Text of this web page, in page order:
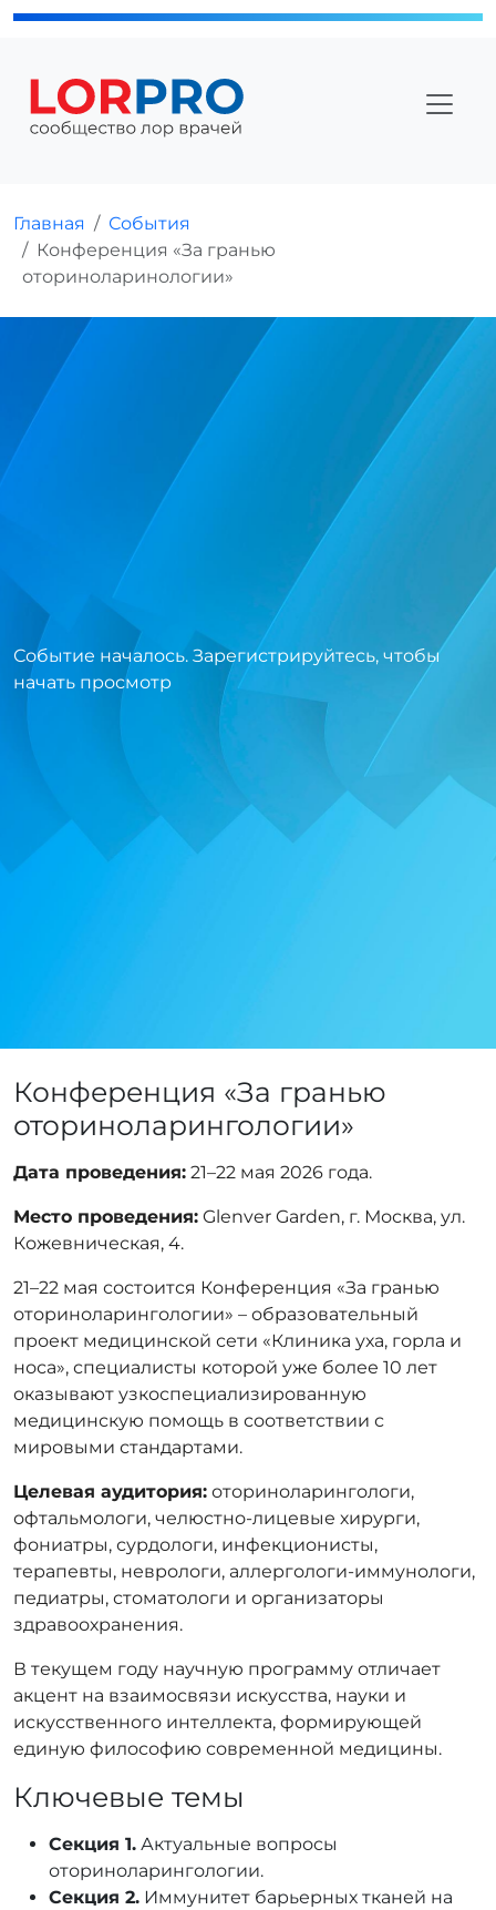
Главная
События
Конференция «За гранью
оториноларинологии»
Событие началось. Зарегистрируйтесь, чтобы
начать просмотр
Конференция «За гранью
оториноларингологии»
Дата проведения: 21–22 мая 2026 года.
Место проведения: Glenver Garden, г. Москва, ул.
Кожевническая, 4.
21–22 мая состоится Конференция «За гранью
оториноларингологии» – образовательный
проект медицинской сети «Клиника уха, горла и
носа», специалисты которой уже более 10 лет
оказывают узкоспециализированную
медицинскую помощь в соответствии с
мировыми стандартами.
Целевая аудитория: оториноларингологи,
офтальмологи, челюстно-лицевые хирурги,
фониатры, сурдологи, инфекционисты,
терапевты, неврологи, аллергологи-иммунологи,
педиатры, стоматологи и организаторы
здравоохранения.
В текущем году научную программу отличает
акцент на взаимосвязи искусства, науки и
искусственного интеллекта, формирующей
единую философию современной медицины.
Ключевые темы
Секция 1. Актуальные вопросы
оториноларингологии.
Секция 2. Иммунитет барьерных тканей на